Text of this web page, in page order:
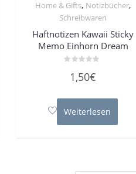
Home & Gifts, Notizbücher,
Schreibwaren
Haftnotizen Kawaii Sticky
Memo Einhorn Dream
mit
5
1,50€
Weiterlesen